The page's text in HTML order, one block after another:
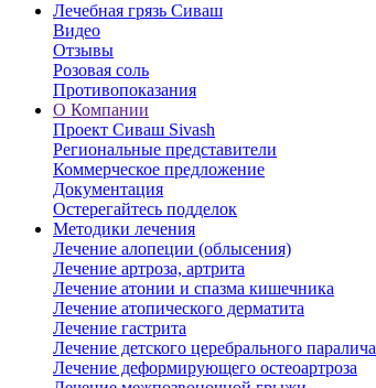
Лечебная грязь Сиваш
Видео
Отзывы
Розовая соль
Противопоказания
О Компании
Проект Сиваш Sivash
Региональные представители
Коммерческое предложение
Документация
Остерегайтесь подделок
Методики лечения
Лечение алопеции (облысения)
Лечение артроза, артрита
Лечение атонии и спазма кишечника
Лечение атопического дерматита
Лечение гастрита
Лечение детского церебрального паралича
Лечение деформирующего остеоартроза